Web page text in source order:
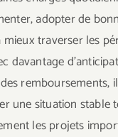
adopter de
traverser les
davantage
remboursements,
une situation stable
les projets